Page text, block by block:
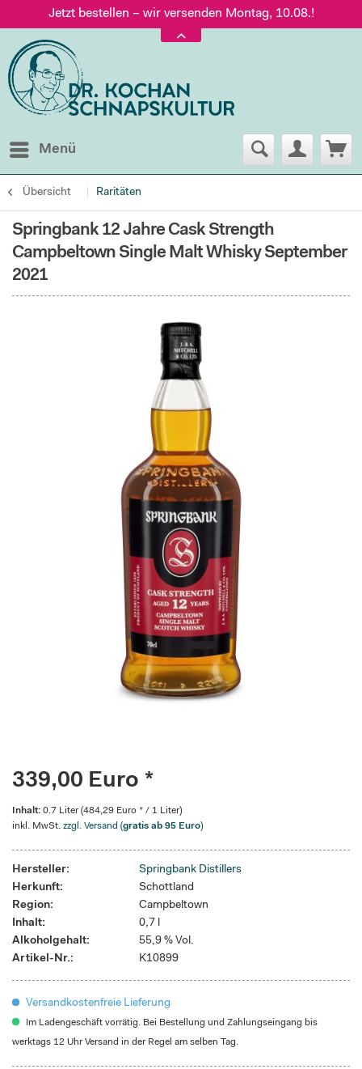
Jetzt bestellen – wir versenden Montag, 10.08.!
Versand nur 5,60 €, gratis ab 95 € Warenwert
Jetzt bestellen – wir versenden Montag, 10.08.!
Menü
Übersicht Raritäten
Springbank 12 Jahre Cask Strength
Campbeltown Single Malt Whisky September
2021
339,00 Euro *
Inhalt: 0.7 Liter (484,29 Euro * / 1 Liter)
inkl. MwSt. zzgl. Versand (gratis ab 95 Euro)
Hersteller:
Springbank Distillers
Herkunft:
Schottland
Region:
Campbeltown
Inhalt:
0,7 l
Alkoholgehalt:
55,9 % Vol.
Artikel-Nr.:
K10899
Versandkostenfreie Lieferung
Im Ladengeschäft vorrätig. Bei Bestellung und Zahlungseingang bis
werktags 12 Uhr Versand in der Regel am selben Tag.